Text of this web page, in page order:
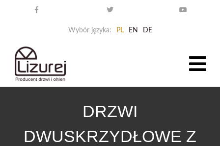
Wybór języka: PL EN DE
DRZWI
DWUSKRZYDŁOWE Z